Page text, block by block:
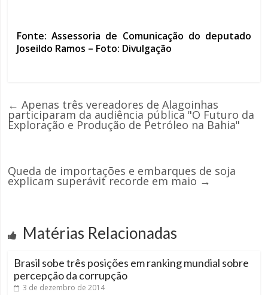
Fonte: Assessoria de Comunicação do deputado
Joseildo Ramos – Foto: Divulgação
← Apenas três vereadores de Alagoinhas
participaram da audiência pública "O Futuro da
Exploração e Produção de Petróleo na Bahia"
Queda de importações e embarques de soja
explicam superávit recorde em maio →
Matérias Relacionadas
Brasil sobe três posições em ranking mundial sobre
percepção da corrupção
3 de dezembro de 2014